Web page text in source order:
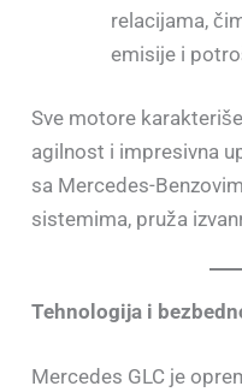
relacijama,
emisije i
Sve motore
agilnost i impresivna
sa Mercedes-
sistemima, pruža
Tehnologija i
Mercedes GLC je